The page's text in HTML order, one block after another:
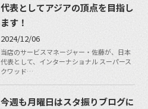
代表としてアジアの頂点を目指し
ます！
2024/12/06
当店のサービスマネージャー・佐藤が、日本
代表として、インターナショナル スーパース
クワッド…
今週も月曜日はスタ振りブログに